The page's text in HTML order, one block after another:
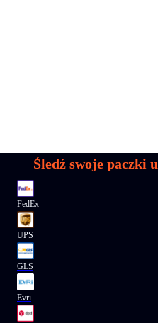
Śledź swoje paczki u
FedEx
UPS
GLS
Evri